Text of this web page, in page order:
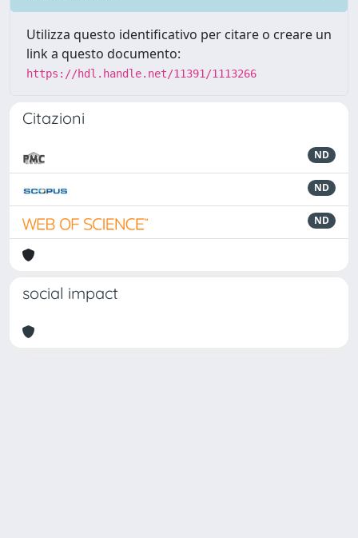
Utilizza questo identificativo per citare o creare un
link a questo documento:
https://hdl.handle.net/11391/1113266
Citazioni
ND
ND
ND
social impact